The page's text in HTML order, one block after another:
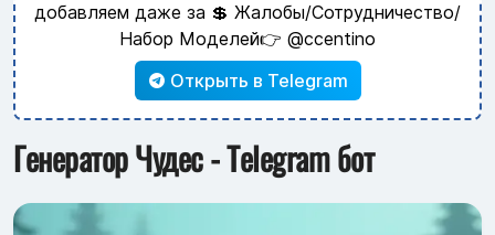
добавляем даже за 💲 Жалобы/Сотрудничество/
Набор Моделей👉 @ccentino
Открыть в Telegram
Генератор Чудес - Telegram бот